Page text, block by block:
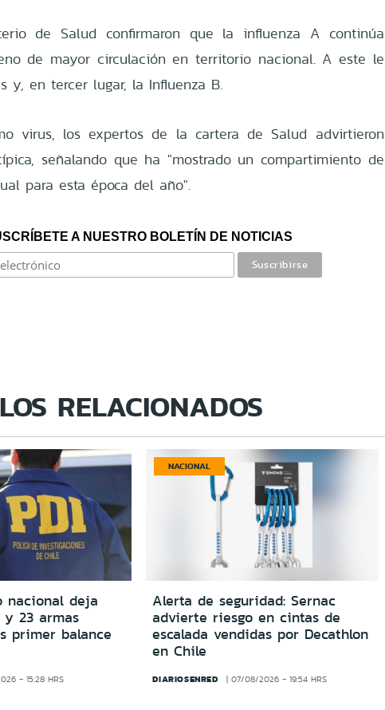
de Salud confirmaron que la influenza A continúa
de mayor circulación en territorio nacional. A este le
y, en tercer lugar, la Influenza B.
virus, los expertos de la cartera de Salud advirtieron
señalando que ha "mostrado un compartimiento de
para esta época del año".
A NUESTRO BOLETÍN DE NOTICIAS
RELACIONADOS
nacional deja
23 armas
primer balance
- 15:28 HRS
NACIONAL
Alerta de seguridad: Sernac
advierte riesgo en cintas de
escalada vendidas por Decathlon
en Chile
DIARIOSENRED 07/08/2026 - 19:54 HRS